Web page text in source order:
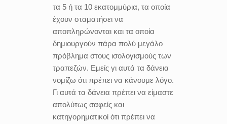
τα 5 ή τα 10 εκατομμύρια, τα οποία
έχουν σταματήσει να
αποπληρώνονται και τα οποία
δημιουργούν πάρα πολύ μεγάλο
πρόβλημα στους ισολογισμούς των
τραπεζών. Εμείς γι αυτά τα δάνεια
νομίζω ότι πρέπει να κάνουμε λόγο.
Γι αυτά τα δάνεια πρέπει να είμαστε
απολύτως σαφείς και
κατηγορηματικοί ότι πρέπει να